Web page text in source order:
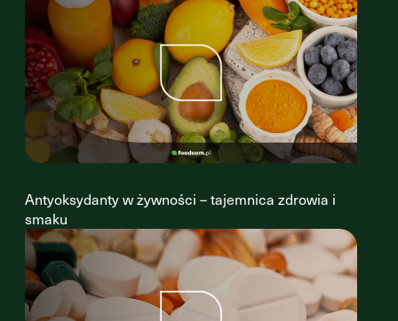
Antyoksydanty w żywności – tajemnica zdrowia i
smaku